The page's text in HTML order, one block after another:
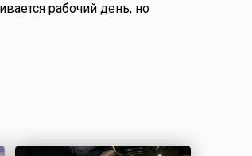
рабочий день, но